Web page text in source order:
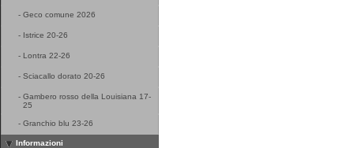
- Geco comune 2026
- Istrice 20-26
- Lontra 22-26
- Sciacallo dorato 20-26
- Gambero rosso della Louisiana 17-
25
- Granchio blu 23-26
Informazioni